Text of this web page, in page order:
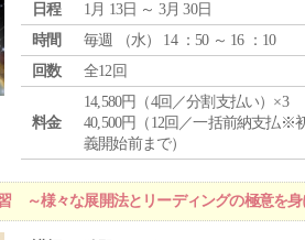
日程
1月 13日 ～ 3月 30日
時間
毎週 （水） 14 ：50 ～ 16 ：10
回数
全12回
料金
14,580円（4回／分割支払い）×3
40,500円（12回／一括前納支払※
義開始前まで）
～様々な展開法とリーディングの極意を身